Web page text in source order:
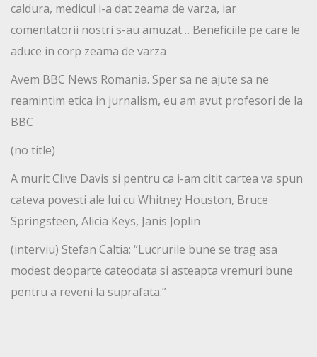
caldura, medicul i-a dat zeama de varza, iar
comentatorii nostri s-au amuzat… Beneficiile pe care le
aduce in corp zeama de varza
Avem BBC News Romania. Sper sa ne ajute sa ne
reamintim etica in jurnalism, eu am avut profesori de la
BBC
(no title)
A murit Clive Davis si pentru ca i-am citit cartea va spun
cateva povesti ale lui cu Whitney Houston, Bruce
Springsteen, Alicia Keys, Janis Joplin
(interviu) Stefan Caltia: “Lucrurile bune se trag asa
modest deoparte cateodata si asteapta vremuri bune
pentru a reveni la suprafata.”